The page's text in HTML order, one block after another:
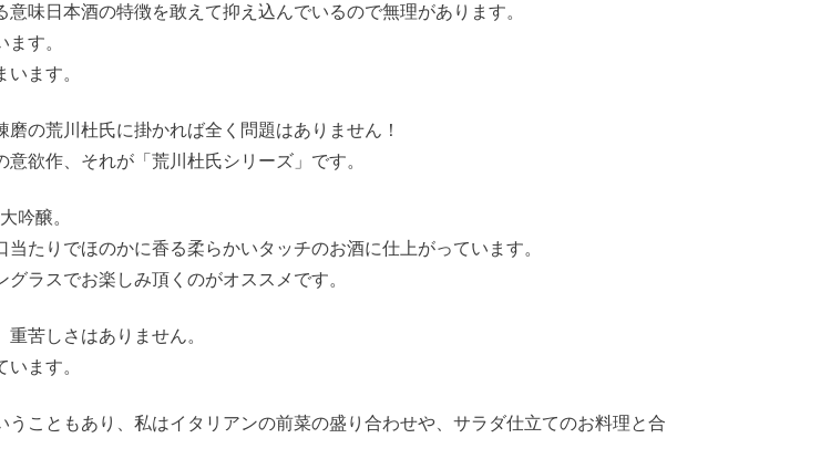
味日本酒の特徴を敢えて抑え込んでいるので無理があります。
す。
ます。
の荒川杜氏に掛かれば全く問題はありません！
欲作、それが「荒川杜氏シリーズ」です。
吟醸。
たりでほのかに香る柔らかいタッチのお酒に仕上がっています。
ラスでお楽しみ頂くのがオススメです。
苦しさはありません。
ます。
うこともあり、私はイタリアンの前菜の盛り合わせや、サラダ仕立てのお料理と合